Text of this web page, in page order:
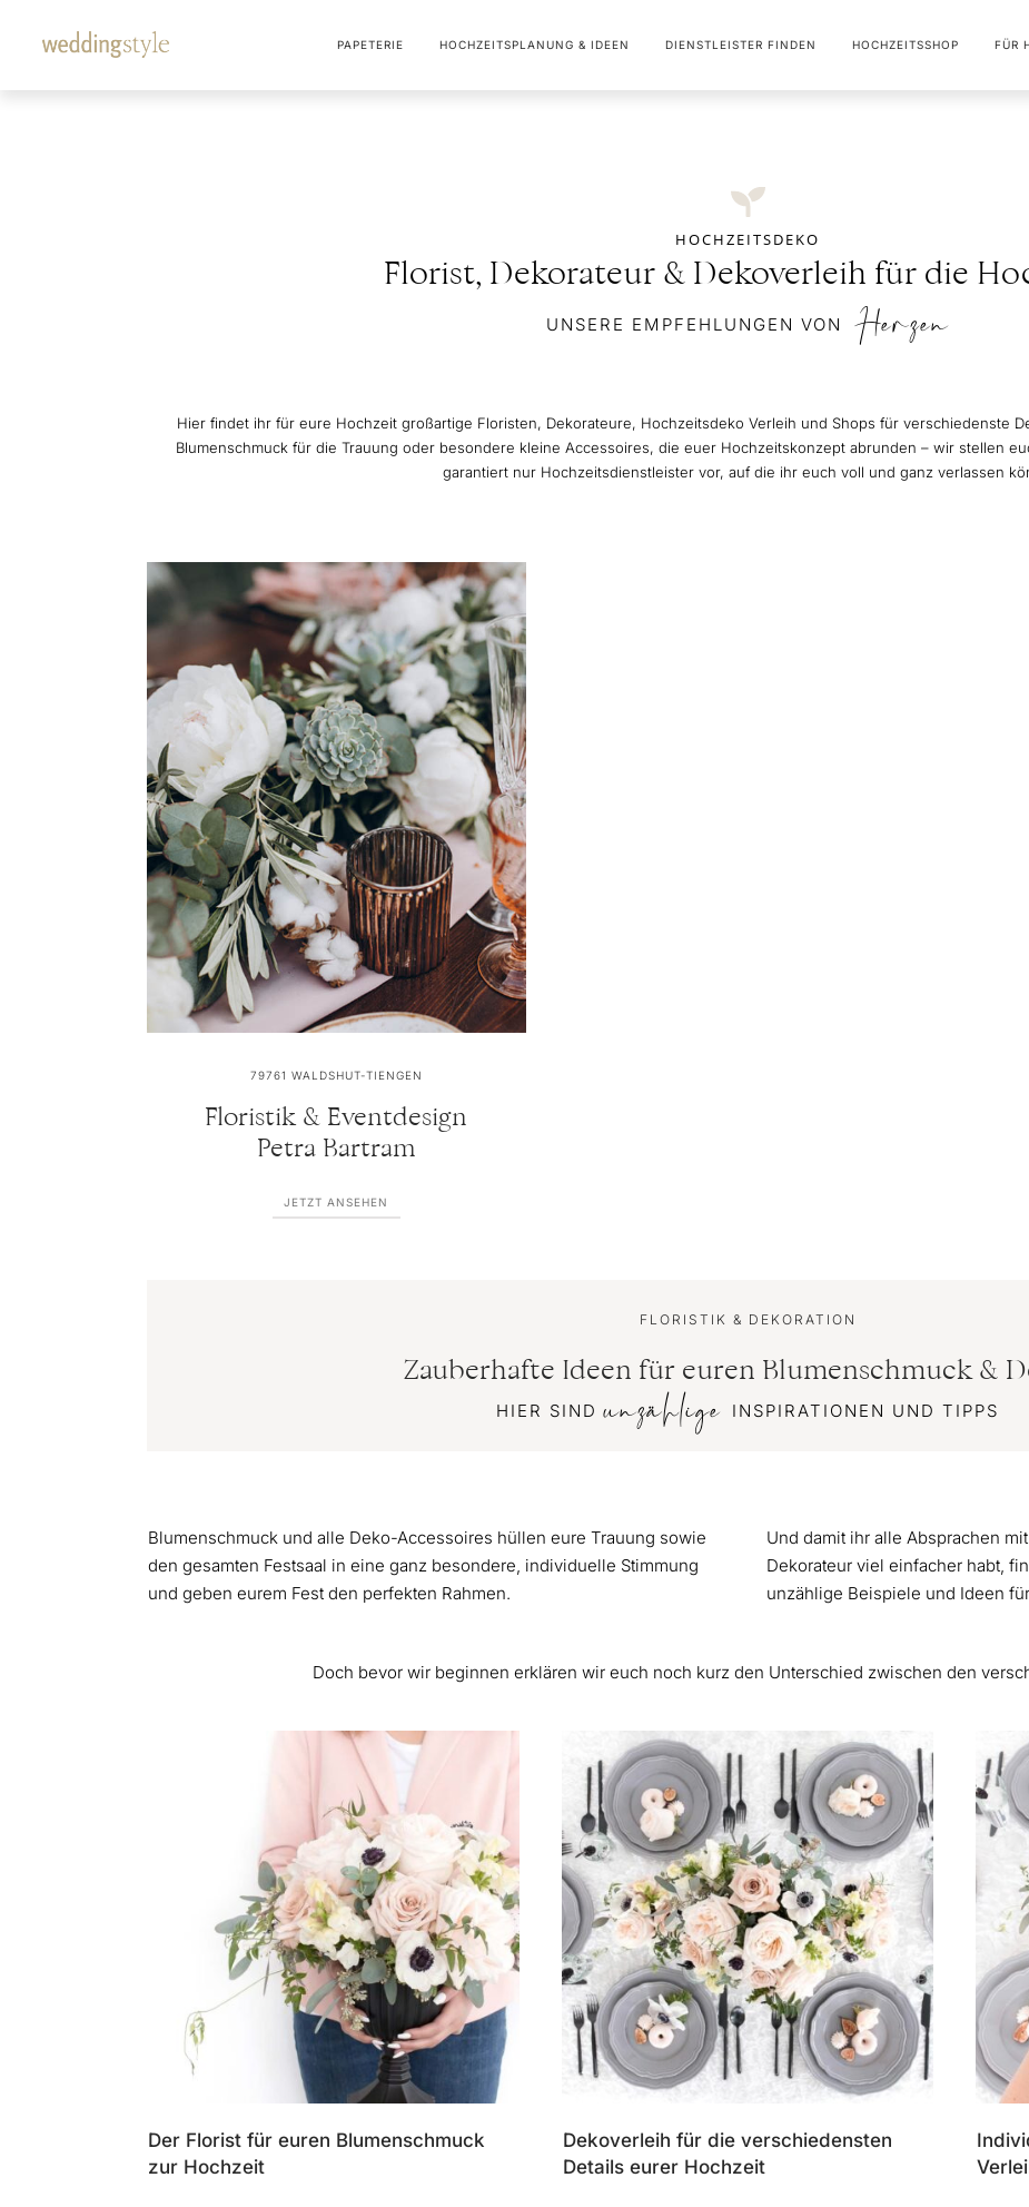
PAPETERIE HOCHZEITSPLANUNG & IDEEN DIENSTLEISTER FINDEN HOCHZEITSSHOP FÜR
HOCHZEITSDEKO
Florist, Dekorateur & Dekoverleih für die
UNSERE EMPFEHLUNGEN VON Herzen
Hier findet ihr für eure Hochzeit großartige Floristen, Dekorateure, Hochzeitsdeko Verleih und Shops für verschiedenste
Blumenschmuck für die Trauung oder besondere kleine Accessoires, die euer Hochzeitskonzept abrunden – wir stellen
garantiert nur Hochzeitsdienstleister vor, auf die ihr euch voll und ganz verlassen
79761 WALDSHUT-TIENGEN
Floristik & Eventdesign
Petra Bartram
JETZT ANSEHEN
FLORISTIK & DEKORATION
Zauberhafte Ideen für euren Blumenschmuck &
HIER SINDunzählige INSPIRATIONEN UND TIPPS
Blumenschmuck und alle Deko-Accessoires hüllen eure Trauung sowie
den gesamten Festsaal in eine ganz besondere, individuelle Stimmung
und geben eurem Fest den perfekten Rahmen.
Und damit ihr alle Absprachen
Dekorateur viel einfacher habt,
unzählige Beispiele und Ideen
Doch bevor wir beginnen erklären wir euch noch kurz den Unterschied zwischen den
Der Florist für euren Blumenschmuck
zur Hochzeit
Dekoverleih für die verschiedensten
Details eurer Hochzeit